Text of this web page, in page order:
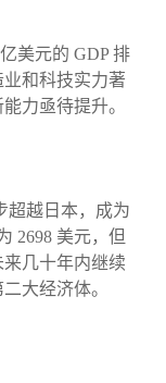
美元的 GDP 排
和科技实力著
力亟待提升。
超越日本，成为
2698 美元，但
几十年内继续
大经济体。